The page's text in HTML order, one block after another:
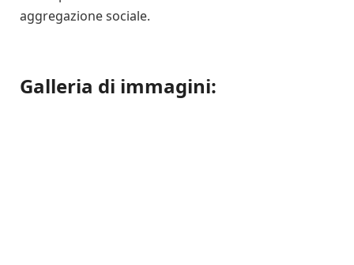
aggregazione sociale.
Galleria di immagini: